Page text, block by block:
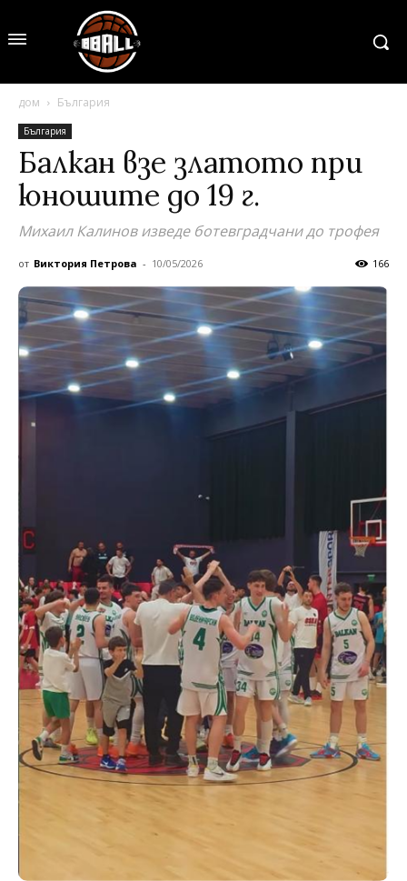
дом България
България
Балкан взе златото при
юношите до 19 г.
Михаил Калинов изведе ботевградчани до трофея
от Виктория Петрова - 10/05/2026 166